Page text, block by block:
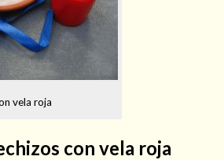
vela roja
con vela roja